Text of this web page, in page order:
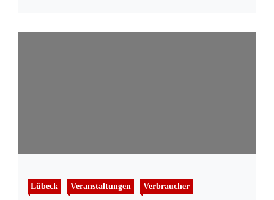
Lübeck Veranstaltungen Verbraucher